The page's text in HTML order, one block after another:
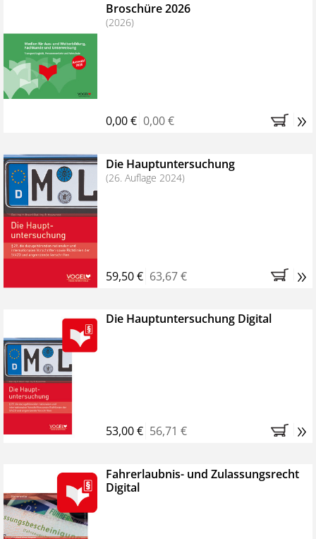
Broschüre 2026
(2026)
0,00 € 0,00 € »
Die Hauptuntersuchung
(26. Auflage 2024)
59,50 € 63,67 € »
Die Hauptuntersuchung Digital
53,00 € 56,71 € »
Fahrerlaubnis- und Zulassungsrecht
Digital